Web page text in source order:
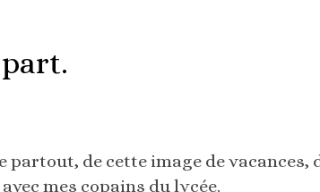
partout, de cette image de vacances,
mes copains du lycée.